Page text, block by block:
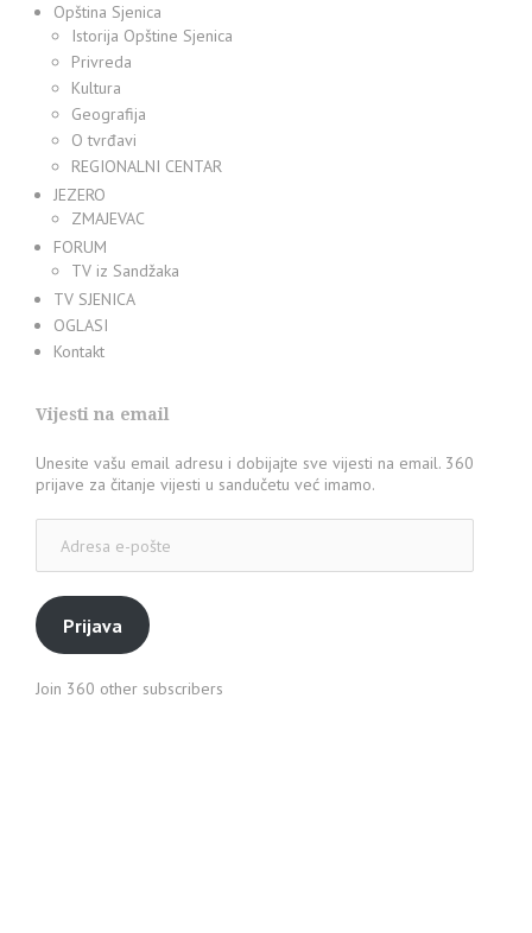
Opština Sjenica
Istorija Opštine Sjenica
Privreda
Kultura
Geografija
O tvrđavi
REGIONALNI CENTAR
JEZERO
ZMAJEVAC
FORUM
TV iz Sandžaka
TV SJENICA
OGLASI
Kontakt
Vijesti na email
Unesite vašu email adresu i dobijajte sve vijesti na email. 360
prijave za čitanje vijesti u sandučetu već imamo.
pošte
Prijava
Join 360 other subscribers